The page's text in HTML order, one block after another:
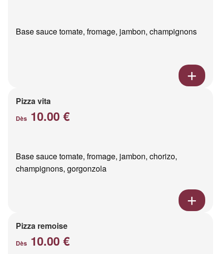
Base sauce tomate, fromage, jambon, champignons
Pizza vita
Dès 10.00 €
Base sauce tomate, fromage, jambon, chorizo,
champignons, gorgonzola
Pizza remoise
Dès 10.00 €